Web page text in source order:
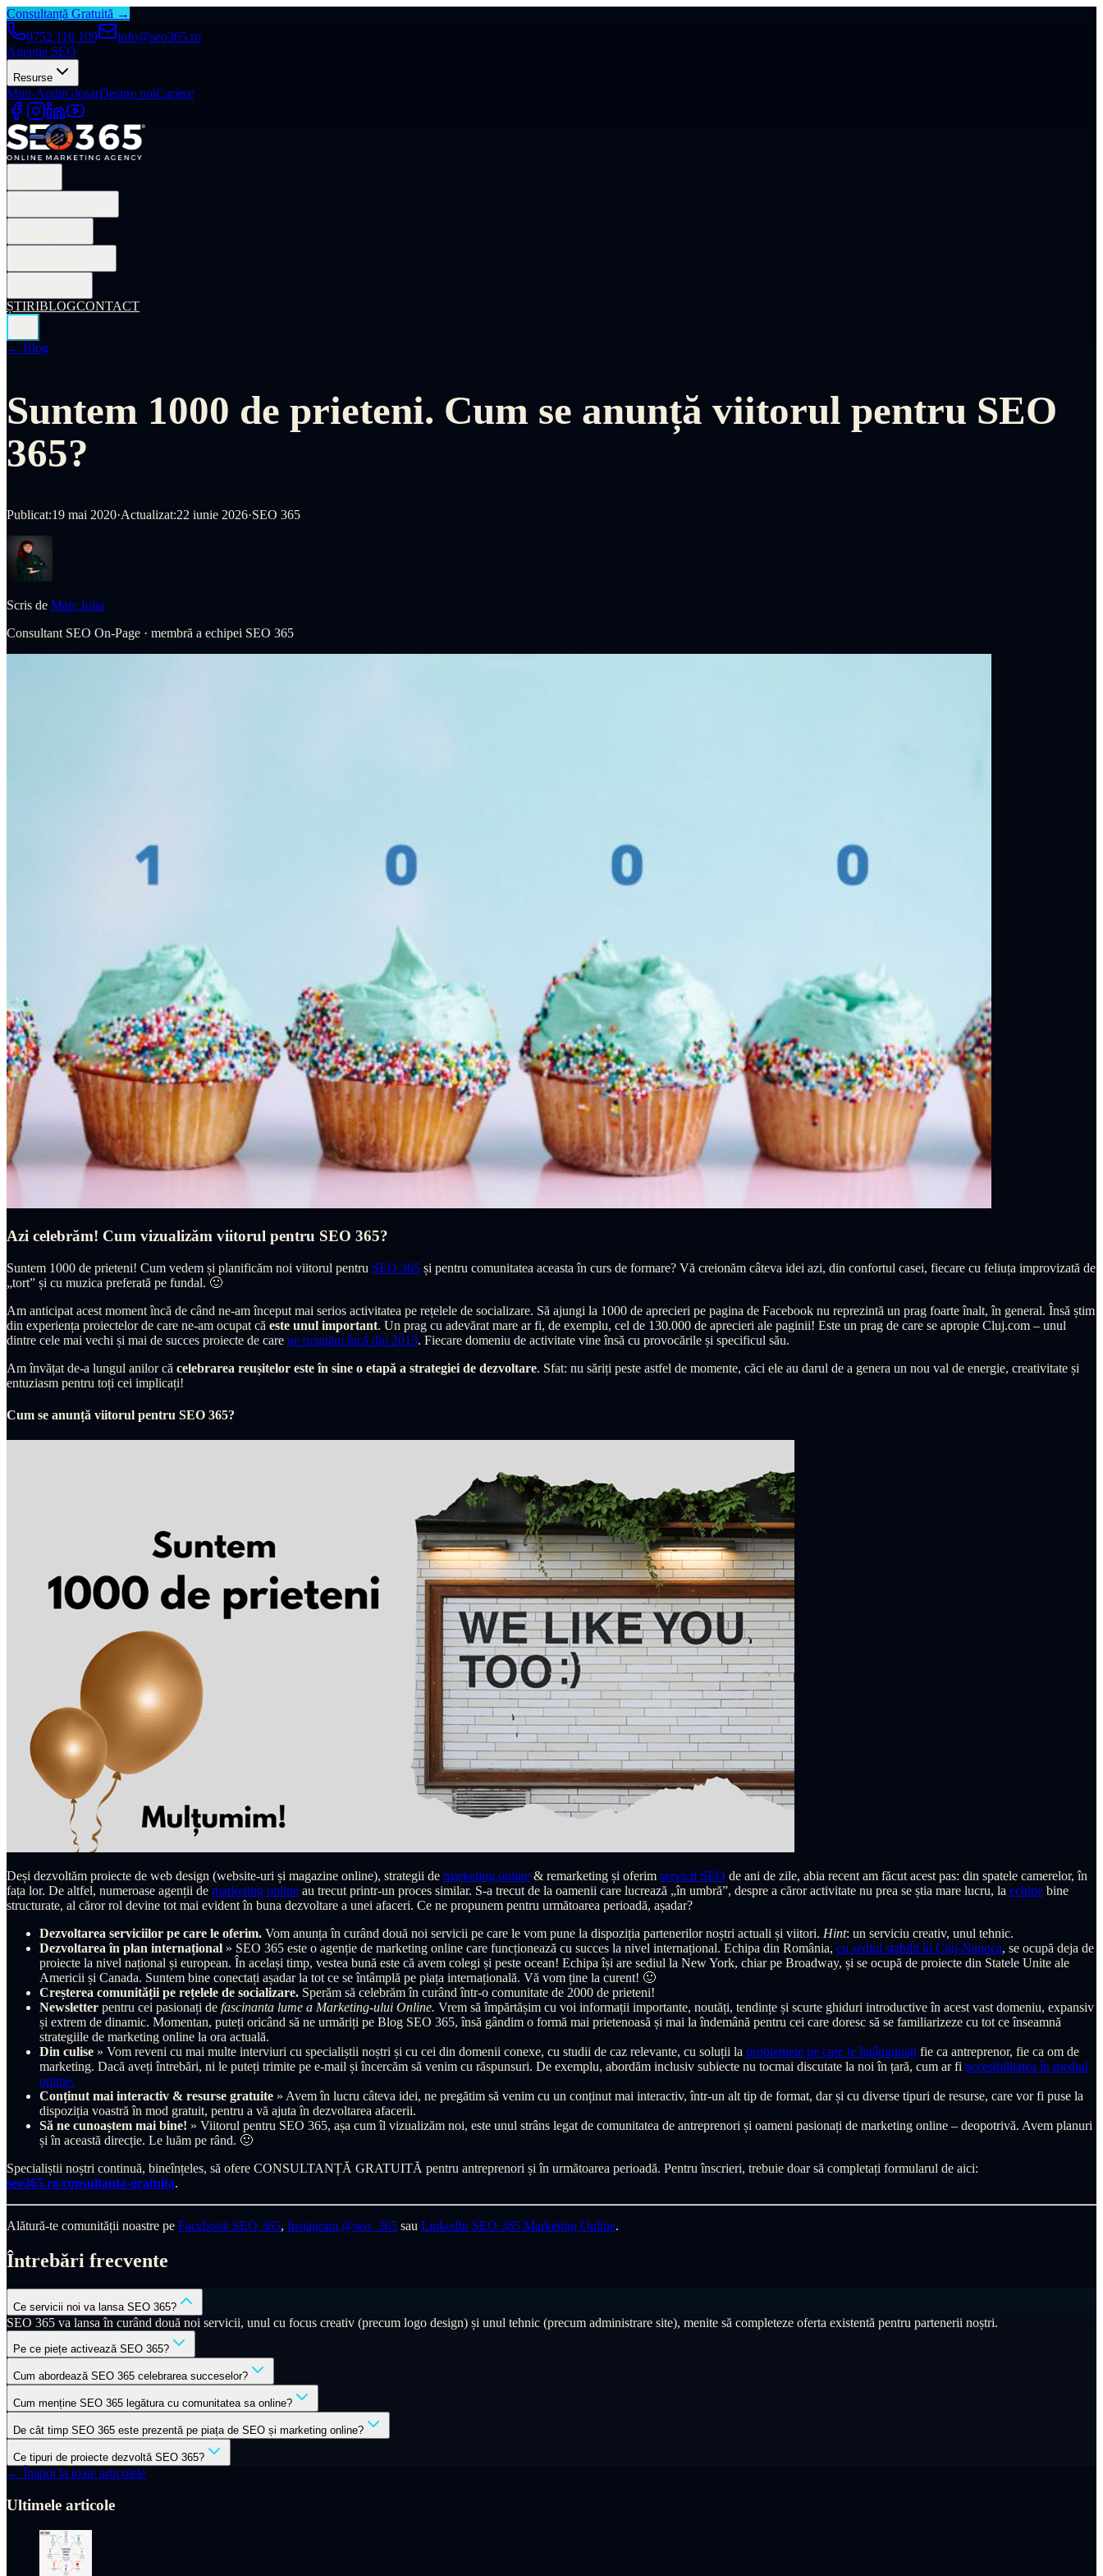
Consultanță Gratuită →
0752 110 109
info@seo365.ro
Agenție SEO
Resurse
Mini-AuditGlosarDespre noiCariere
ȘTIRIBLOGCONTACT
← Blog
Suntem 1000 de prieteni. Cum se anunță viitorul pentru SEO
365?
Publicat:19 mai 2020·Actualizat:22 iunie 2026·SEO 365
Scris de Marc Iulia
Consultant SEO On-Page · membră a echipei SEO 365
Azi celebrăm! Cum vizualizăm viitorul pentru SEO 365?
Suntem 1000 de prieteni! Cum vedem și planificăm noi viitorul pentru SEO 365 și pentru comunitatea aceasta în curs de formare? Vă creionăm câteva idei azi, din confortul casei, fiecare cu feliuța improvizată de
„tort” și cu muzica preferată pe fundal. 🙂
Am anticipat acest moment încă de când ne-am început mai serios activitatea pe rețelele de socializare. Să ajungi la 1000 de aprecieri pe pagina de Facebook nu reprezintă un prag foarte înalt, în general. Însă știm
din experiența proiectelor de care ne-am ocupat că este unul important. Un prag cu adevărat mare ar fi, de exemplu, cel de 130.000 de aprecieri ale paginii! Este un prag de care se apropie Cluj.com – unul
dintre cele mai vechi și mai de succes proiecte de care ne ocupăm încă din 2013. Fiecare domeniu de activitate vine însă cu provocările și specificul său.
Am învățat de-a lungul anilor că celebrarea reușitelor este în sine o etapă a strategiei de dezvoltare. Sfat: nu săriți peste astfel de momente, căci ele au darul de a genera un nou val de energie, creativitate și
entuziasm pentru toți cei implicați!
Cum se anunță viitorul pentru SEO 365?
Deși dezvoltăm proiecte de web design (website-uri și magazine online), strategii de marketing online & remarketing și oferim servicii SEO de ani de zile, abia recent am făcut acest pas: din spatele camerelor, în
fața lor. De altfel, numeroase agenții de marketing online au trecut printr-un proces similar. S-a trecut de la oamenii care lucrează „în umbră”, despre a căror activitate nu prea se știa mare lucru, la echipe bine
structurate, al căror rol devine tot mai evident în buna dezvoltare a unei afaceri. Ce ne propunem pentru următoarea perioadă, așadar?
Dezvoltarea serviciilor pe care le oferim. Vom anunța în curând două noi servicii pe care le vom pune la dispoziția partenerilor noștri actuali și viitori. Hint: un serviciu creativ, unul tehnic.
Dezvoltarea în plan internațional » SEO 365 este o agenție de marketing online care funcționează cu succes la nivel internațional. Echipa din România, cu sediul stabilit în Cluj-Napoca, se ocupă deja de
proiecte la nivel național și european. În același timp, vestea bună este că avem colegi și peste ocean! Echipa își are sediul la New York, chiar pe Broadway, și se ocupă de proiecte din Statele Unite ale
Americii și Canada. Suntem bine conectați așadar la tot ce se întâmplă pe piața internațională. Vă vom ține la curent! 🙂
Creșterea comunității pe rețelele de socializare. Sperăm să celebrăm în curând într-o comunitate de 2000 de prieteni!
Newsletter pentru cei pasionați de fascinanta lume a Marketing-ului Online. Vrem să împărtășim cu voi informații importante, noutăți, tendințe și scurte ghiduri introductive în acest vast domeniu, expansiv
și extrem de dinamic. Momentan, puteți oricând să ne urmăriți pe Blog SEO 365, însă gândim o formă mai prietenoasă și mai la îndemână pentru cei care doresc să se familiarizeze cu tot ce înseamnă
strategiile de marketing online la ora actuală.
Din culise » Vom reveni cu mai multe interviuri cu specialiștii noștri și cu cei din domenii conexe, cu studii de caz relevante, cu soluții la problemele pe care le întâmpinați fie ca antreprenor, fie ca om de
marketing. Dacă aveți întrebări, ni le puteți trimite pe e-mail și încercăm să venim cu răspunsuri. De exemplu, abordăm inclusiv subiecte nu tocmai discutate la noi în țară, cum ar fi accesibilitatea în mediul
online.
Conținut mai interactiv & resurse gratuite » Avem în lucru câteva idei, ne pregătim să venim cu un conținut mai interactiv, într-un alt tip de format, dar și cu diverse tipuri de resurse, care vor fi puse la
dispoziția voastră în mod gratuit, pentru a vă ajuta în dezvoltarea afacerii.
Să ne cunoaștem mai bine! » Viitorul pentru SEO 365, așa cum îl vizualizăm noi, este unul strâns legat de comunitatea de antreprenori și oameni pasionați de marketing online – deopotrivă. Avem planuri
și în această direcție. Le luăm pe rând. 🙂
Specialiștii noștri continuă, bineînțeles, să ofere CONSULTANȚĂ GRATUITĂ pentru antreprenori și în următoarea perioadă. Pentru înscrieri, trebuie doar să completați formularul de aici:
seo365.ro/consultanta-gratuita.
Alătură-te comunității noastre pe Facebook SEO 365, Instagram @seo_365 sau LinkedIn SEO 365 Marketing Online.
Întrebări frecvente
Ce servicii noi va lansa SEO 365?
SEO 365 va lansa în curând două noi servicii, unul cu focus creativ (precum logo design) și unul tehnic (precum administrare site), menite să completeze oferta existentă pentru partenerii noștri.
Pe ce piețe activează SEO 365?
Cum abordează SEO 365 celebrarea succeselor?
Cum menține SEO 365 legătura cu comunitatea sa online?
De cât timp SEO 365 este prezentă pe piața de SEO și marketing online?
Ce tipuri de proiecte dezvoltă SEO 365?
← Înapoi la toate articolele
Ultimele articole